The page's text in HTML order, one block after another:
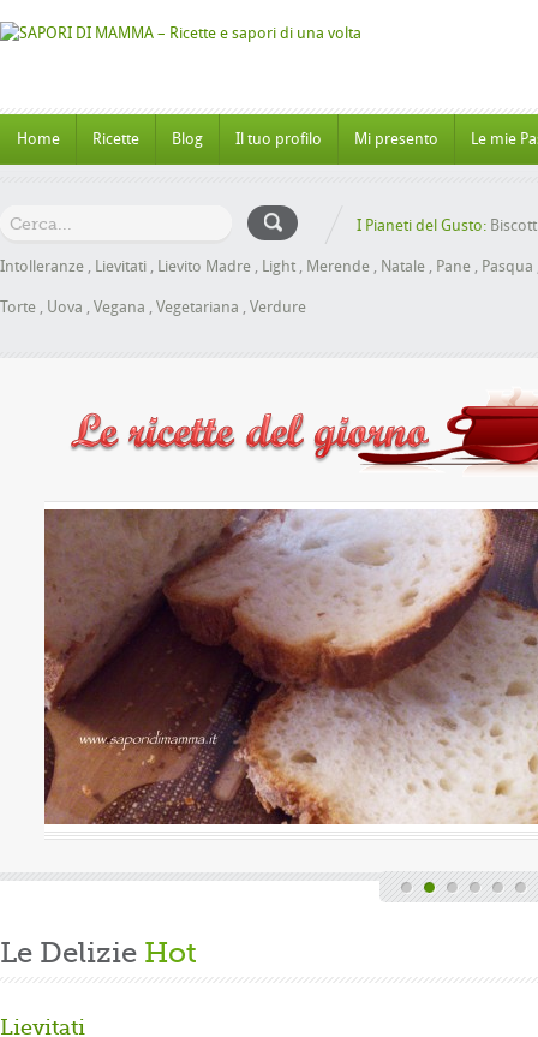
Home Ricette Blog Il tuo profilo Mi presento Le mie
I Pianeti del Gusto:
Intolleranze , Lievitati , Lievito Madre , Light , Merende , Natale , Pane , Pasqua
Torte , Uova , Vegana , Vegetariana , Verdure
al Miele senza
Valutazione media: (0 / 5)
quindi finita la fatica del lavoro settimanale
casa, mi dedico alla mia grande passione.
un panbrioche salutare per la ...
Le Delizie Hot
Lievitati